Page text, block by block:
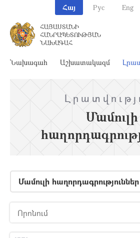
Հայ Рус Eng
ՀԱՅԱՍՏԱՆԻ
ՀԱՆՐԱՊԵՏՈՒԹՅԱՆ
ՆԱԽԱԳԱՀ
Նախագահ Աշխատակազմ
Մամուլի
Մամուլի հաղորդագրություններ